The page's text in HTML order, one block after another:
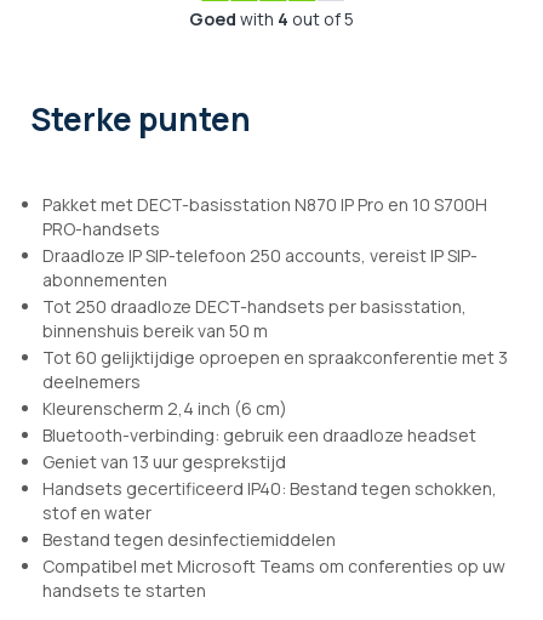
Goed with 4 out of 5
Sterke punten
Pakket met DECT-basisstation N870 IP Pro en 10 S700H
PRO-handsets
Draadloze IP SIP-telefoon 250 accounts, vereist IP SIP-
abonnementen
Tot 250 draadloze DECT-handsets per basisstation,
binnenshuis bereik van 50 m
Tot 60 gelijktijdige oproepen en spraakconferentie met 3
deelnemers
Kleurenscherm 2,4 inch (6 cm)
Bluetooth-verbinding: gebruik een draadloze headset
Geniet van 13 uur gesprekstijd
Handsets gecertificeerd IP40: Bestand tegen schokken,
stof en water
Bestand tegen desinfectiemiddelen
Compatibel met Microsoft Teams om conferenties op uw
handsets te starten